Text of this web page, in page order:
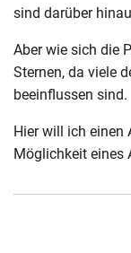
sind darüber
Aber wie sich die
Sternen, da viele
beeinflussen sind.
Hier will ich einen
Möglichkeit eines